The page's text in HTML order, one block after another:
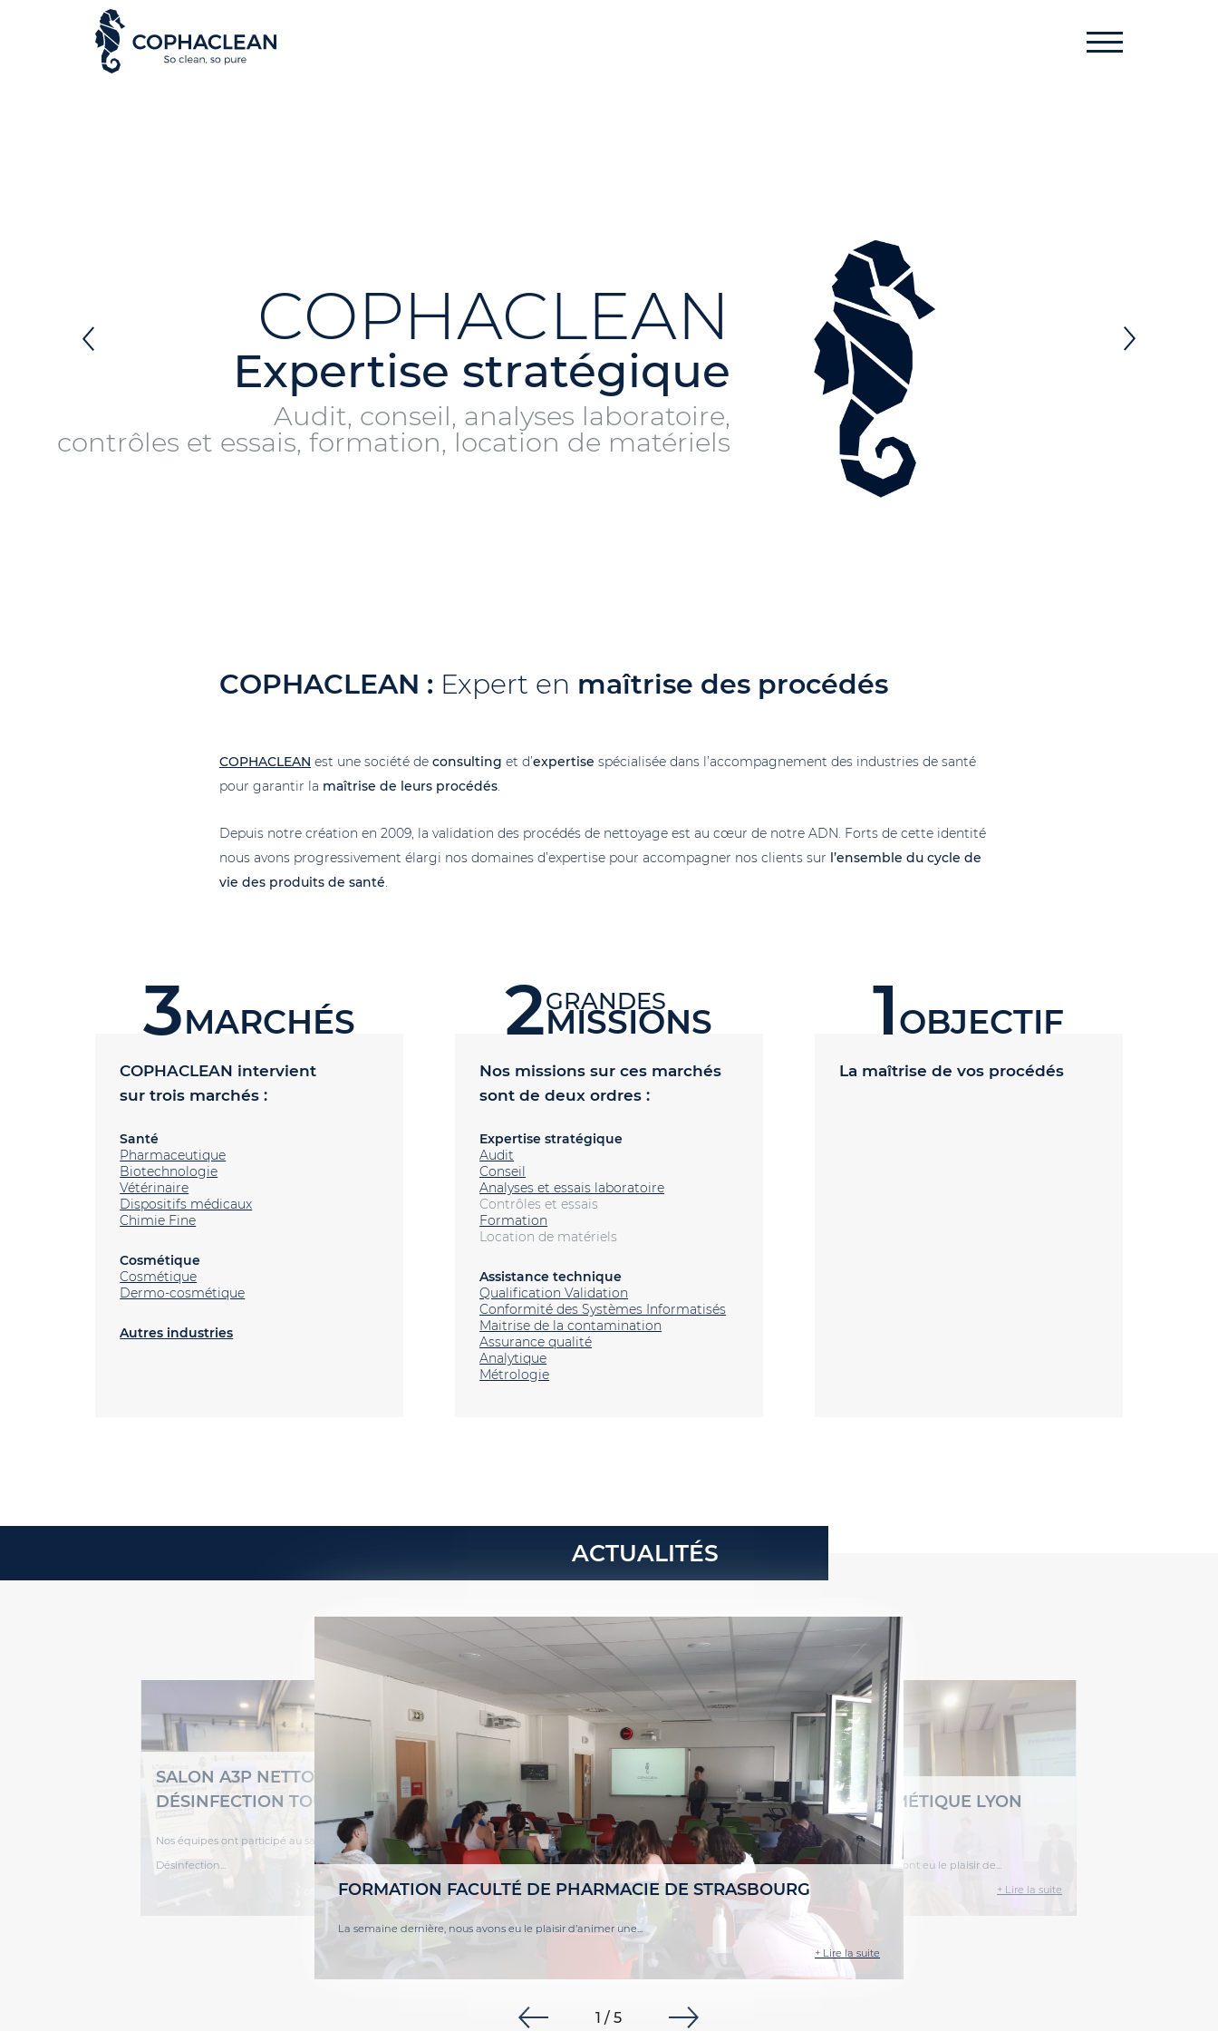
COPHACLEAN
Expertise stratégique
Audit, conseil, analyses laboratoire,
contrôles et essais, formation, location de matériels
COPHACLEAN : Expert en maîtrise des procédés
COPHACLEAN est une société de consulting et d’expertise spécialisée dans l’accompagnement des industries de santé
pour garantir la maîtrise de leurs procédés.
Depuis notre création en 2009, la validation des procédés de nettoyage est au cœur de notre ADN. Forts de cette identité
nous avons progressivement élargi nos domaines d’expertise pour accompagner nos clients sur l’ensemble du cycle de
vie des produits de santé.
3MARCHÉS
COPHACLEAN intervient
sur trois marchés :
Santé
Pharmaceutique
Biotechnologie
Vétérinaire
Dispositifs médicaux
Chimie Fine
Cosmétique
Cosmétique
Dermo-cosmétique
Autres industries
2GRANDES
MISSIONS
Nos missions sur ces marchés
sont de deux ordres :
Expertise stratégique
Audit
Conseil
Analyses et essais laboratoire
Contrôles et essais
Formation
Location de matériels
Assistance technique
Qualification Validation
Conformité des Systèmes Informatisés
Maitrise de la contamination
Assurance qualité
Analytique
Métrologie
1OBJECTIF
La maîtrise de vos procédés
ACTUALITÉS
FORMATION FACULTÉ DE PHARMACIE DE STRASBOURG
La semaine dernière, nous avons eu le plaisir d’animer une...
+ Lire la suite
CONGRÈS A3P COSMÉTIQUE LYON
2026
La semaine dernière, nos experts ont eu le plaisir de...
+ Lire la suite
SALON A3P NETTOYAGE &
DÉSINFECTION TOURS
Nos équipes ont participé au salon A3P Nettoyage &
Désinfection...
+ Lire la suite
+ Lire la suite
1 / 5